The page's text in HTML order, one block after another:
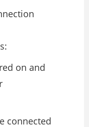
on and
connected